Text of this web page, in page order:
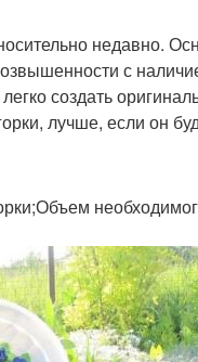
недавно.
с
создать
лучше, если он